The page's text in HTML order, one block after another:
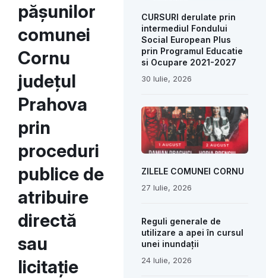
pășunilor
comunei
Cornu
județul
Prahova
prin
proceduri
publice de
atribuire
directă
sau
licitație
CURSURI derulate prin
intermediul Fondului
Social European Plus
prin Programul Educatie
si Ocupare 2021-2027
30 Iulie, 2026
ZILELE COMUNEI CORNU
27 Iulie, 2026
Reguli generale de
utilizare a apei în cursul
unei inundații
24 Iulie, 2026